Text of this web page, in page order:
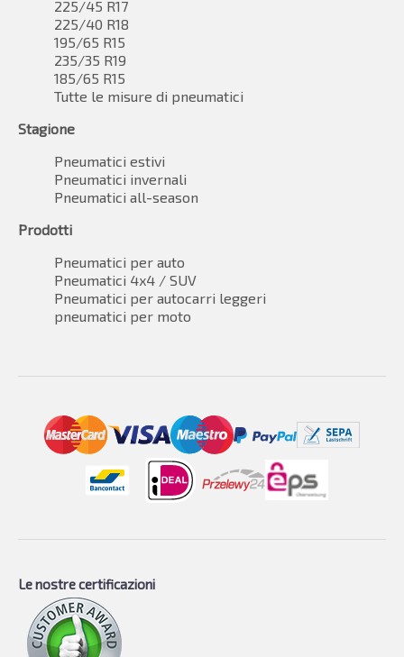
225/45 R17
225/40 R18
195/65 R15
235/35 R19
185/65 R15
Tutte le misure di pneumatici
Stagione
Pneumatici estivi
Pneumatici invernali
Pneumatici all-season
Prodotti
Pneumatici per auto
Pneumatici 4x4 / SUV
Pneumatici per autocarri leggeri
pneumatici per moto
Le nostre certificazioni